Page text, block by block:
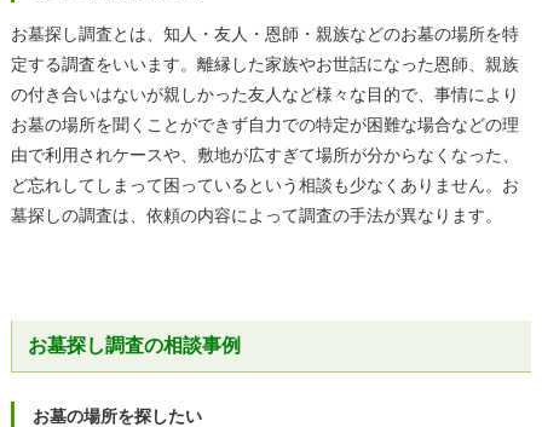
お墓探し調査とは、知人・友人・恩師・親族などのお墓の場所を特
定する調査をいいます。離縁した家族やお世話になった恩師、親族
の付き合いはないが親しかった友人など様々な目的で、事情により
お墓の場所を聞くことができず自力での特定が困難な場合などの理
由で利用されケースや、敷地が広すぎて場所が分からなくなった、
ど忘れしてしまって困っているという相談も少なくありません。お
墓探しの調査は、依頼の内容によって調査の手法が異なります。
お墓探し調査の相談事例
お墓の場所を探したい